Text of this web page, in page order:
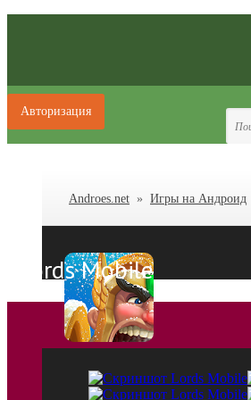
Авторизация
Androes.net » Игры на Андроид
Lords Mobile